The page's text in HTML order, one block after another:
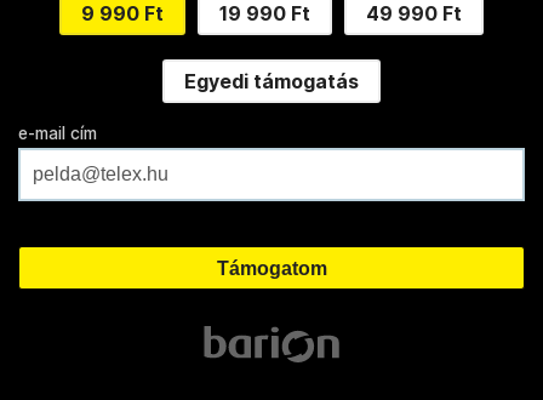
9 990 Ft 19 990 Ft 49 990 Ft
Egyedi támogatás
e-mail cím